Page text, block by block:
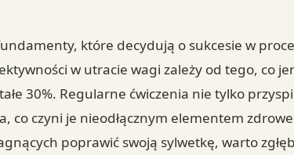
które decydują o sukcesie w
w utracie wagi zależy od tego, co
30%. Regularne ćwiczenia nie tylko
co czyni je nieodłącznym elementem
poprawić swoją sylwetkę, warto